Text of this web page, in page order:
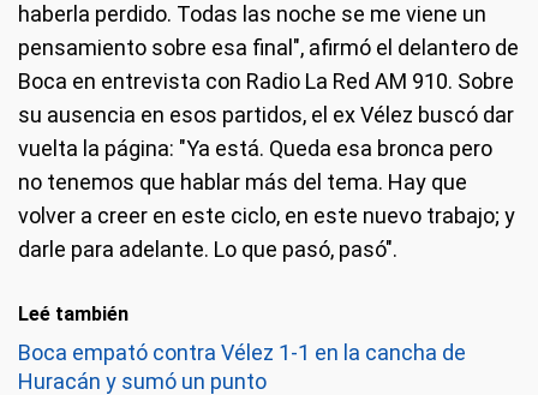
haberla perdido. Todas las noche se me viene un
pensamiento sobre esa final", afirmó el delantero de
Boca en entrevista con Radio La Red AM 910. Sobre
su ausencia en esos partidos, el ex Vélez buscó dar
vuelta la página: "Ya está. Queda esa bronca pero
no tenemos que hablar más del tema. Hay que
volver a creer en este ciclo, en este nuevo trabajo; y
darle para adelante. Lo que pasó, pasó".
Leé también
Boca empató contra Vélez 1-1 en la cancha de
Huracán y sumó un punto